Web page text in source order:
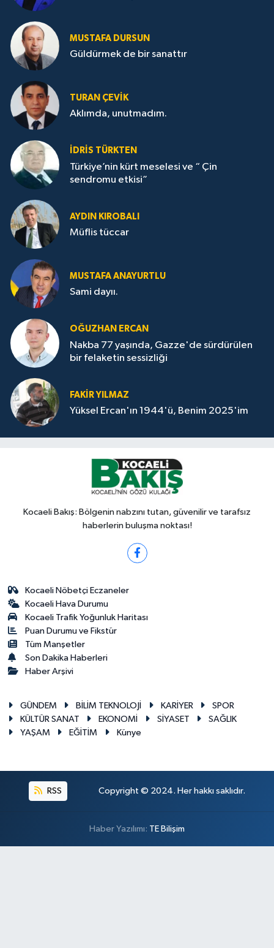
MUSTAFA DURSUN
Güldürmek de bir sanattır
TURAN ÇEVİK
Aklımda, unutmadım.
İDRİS TÜRKTEN
Türkiye’nin kürt meselesi ve “ Çin
sendromu etkisi”
AYDIN KIROBALI
Müflis tüccar
MUSTAFA ANAYURTLU
Sami dayıı.
OĞUZHAN ERCAN
Nakba 77 yaşında, Gazze'de sürdürülen
bir felaketin sessizliği
FAKİR YILMAZ
Yüksel Ercan'ın 1944'ü, Benim 2025'im
Kocaeli Bakış: Bölgenin nabzını tutan, güvenilir ve tarafsız
haberlerin buluşma noktası!
Kocaeli Nöbetçi Eczaneler
Kocaeli Hava Durumu
Kocaeli Trafik Yoğunluk Haritası
Puan Durumu ve Fikstür
Tüm Manşetler
Son Dakika Haberleri
Haber Arşivi
GÜNDEM BİLİM TEKNOLOJİ KARİYER
SPOR
KÜLTÜR SANAT
EKONOMİ SİYASET
SAĞLIK
YAŞAM
EĞİTİM Künye
RSS Copyright © 2024. Her hakkı saklıdır.
Haber Yazılımı: TE Bilişim